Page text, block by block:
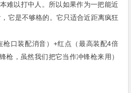
难以打中人。所以如果作为一把能近
它是不够格的。它只适合近距离疯狂
枪口装配消音）+红点（最高装配4倍
枪，虽然我们把它当作冲锋枪来用）